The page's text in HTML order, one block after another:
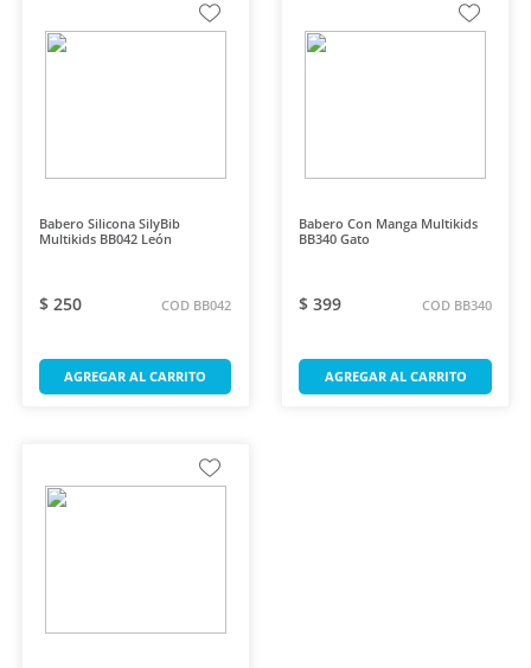
Babero Silicona SilyBib
Multikids BB042 León
$ 250 COD BB042
AGREGAR AL CARRITO
Babero Con Manga Multikids
BB340 Gato
$ 399 COD BB340
AGREGAR AL CARRITO